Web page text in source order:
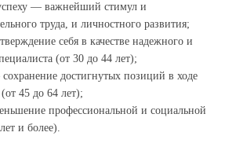
— важнейший стимул и
труда, и личностного развития;
себя в качестве надежного и
(от 30 до 44 лет);
достигнутых позиций в ходе
45 до 64 лет);
профессиональной и социальной
и более).